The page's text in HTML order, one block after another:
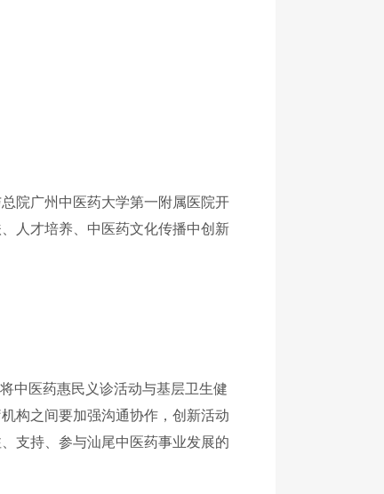
院广州中医药大学第一附属医院开
人才培养、中医药文化传播中创新
中医药惠民义诊活动与基层卫生健
构之间要加强沟通协作，创新活动
支持、参与汕尾中医药事业发展的